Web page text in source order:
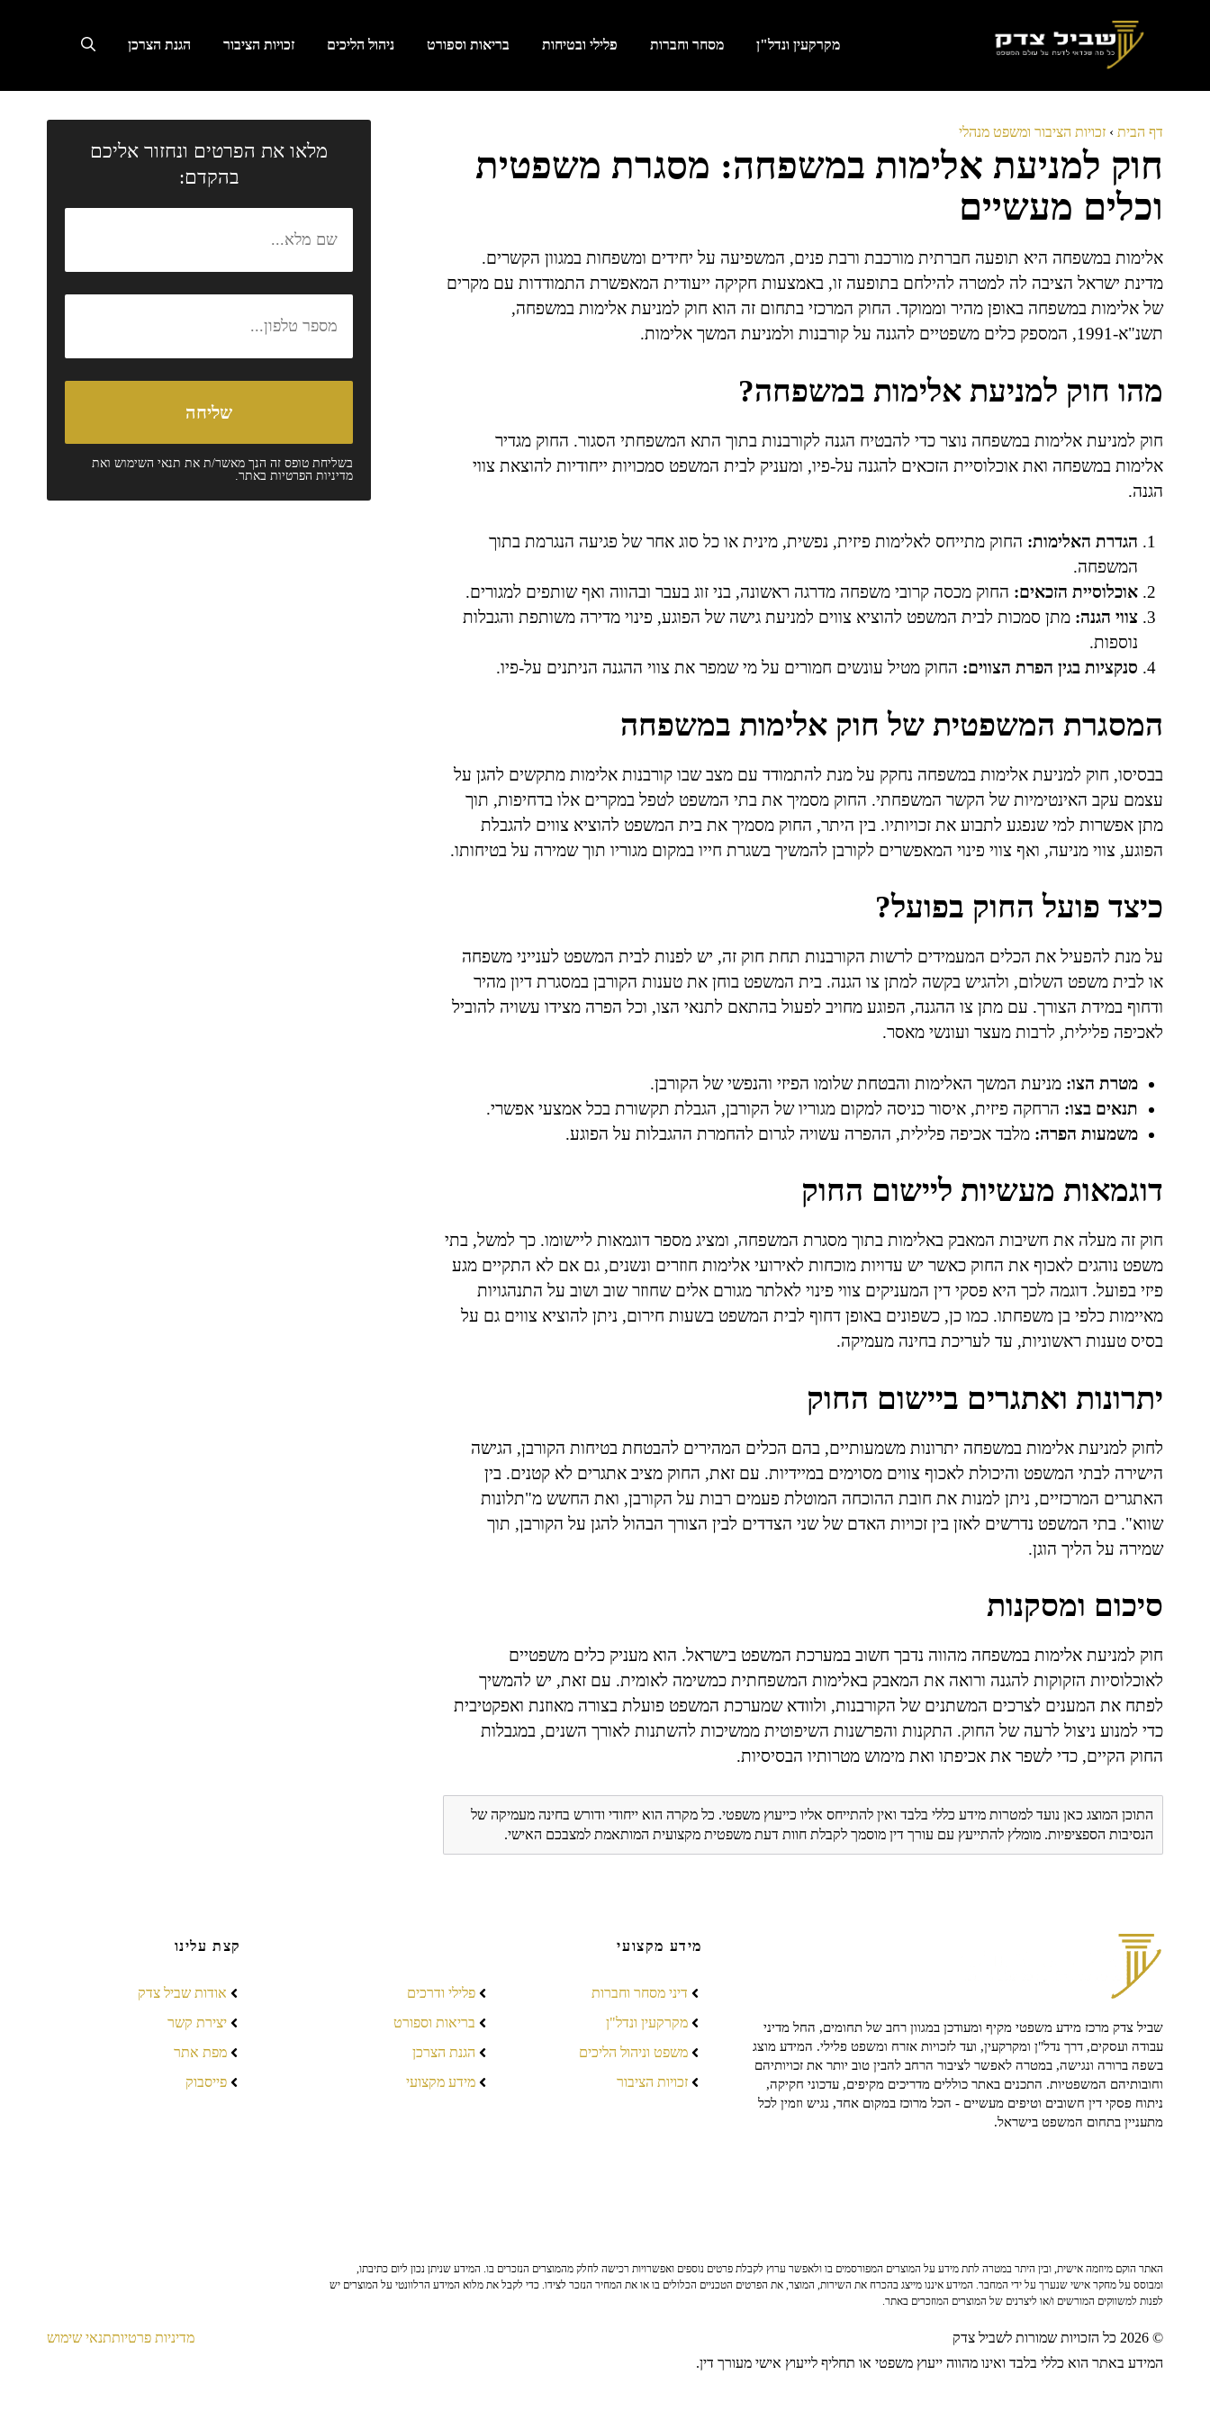
מקרקעין ונדל"ן מסחר וחברות פלילי ובטיחות בריאות וספורט ניהול הליכים זכויות הציבור הגנת הצרכן
דף הבית › זכויות הציבור ומשפט מנהלי
חוק למניעת אלימות במשפחה: מסגרת משפטית
וכלים מעשיים
אלימות במשפחה היא תופעה חברתית מורכבת ורבת פנים, המשפיעה על יחידים ומשפחות במגוון הקשרים.
מדינת ישראל הציבה לה למטרה להילחם בתופעה זו, באמצעות חקיקה ייעודית המאפשרת התמודדות עם מקרים
של אלימות במשפחה באופן מהיר וממוקד. החוק המרכזי בתחום זה הוא חוק למניעת אלימות במשפחה,
תשנ"א-1991, המספק כלים משפטיים להגנה על קורבנות ולמניעת המשך אלימות.
מהו חוק למניעת אלימות במשפחה?
חוק למניעת אלימות במשפחה נוצר כדי להבטיח הגנה לקורבנות בתוך התא המשפחתי הסגור. החוק מגדיר
אלימות במשפחה ואת אוכלוסיית הזכאים להגנה על-פיו, ומעניק לבית המשפט סמכויות ייחודיות להוצאת צווי
הגנה.
הגדרת האלימות: החוק מתייחס לאלימות פיזית, נפשית, מינית או כל סוג אחר של פגיעה הנגרמת בתוך
המשפחה.
אוכלוסיית הזכאים: החוק מכסה קרובי משפחה מדרגה ראשונה, בני זוג בעבר ובהווה ואף שותפים למגורים.
צווי הגנה: מתן סמכות לבית המשפט להוציא צווים למניעת גישה של הפוגע, פינוי מדירה משותפת והגבלות
נוספות.
סנקציות בגין הפרת הצווים: החוק מטיל עונשים חמורים על מי שמפר את צווי ההגנה הניתנים על-פיו.
המסגרת המשפטית של חוק אלימות במשפחה
בבסיסו, חוק למניעת אלימות במשפחה נחקק על מנת להתמודד עם מצב שבו קורבנות אלימות מתקשים להגן על
עצמם עקב האינטימיות של הקשר המשפחתי. החוק מסמיך את בתי המשפט לטפל במקרים אלו בדחיפות, תוך
מתן אפשרות למי שנפגע לתבוע את זכויותיו. בין היתר, החוק מסמיך את בית המשפט להוציא צווים להגבלת
הפוגע, צווי מניעה, ואף צווי פינוי המאפשרים לקורבן להמשיך בשגרת חייו במקום מגוריו תוך שמירה על בטיחותו.
כיצד פועל החוק בפועל?
על מנת להפעיל את הכלים המעמידים לרשות הקורבנות תחת חוק זה, יש לפנות לבית המשפט לענייני משפחה
או לבית משפט השלום, ולהגיש בקשה למתן צו הגנה. בית המשפט בוחן את טענות הקורבן במסגרת דיון מהיר
ודחוף במידת הצורך. עם מתן צו ההגנה, הפוגע מחויב לפעול בהתאם לתנאי הצו, וכל הפרה מצידו עשויה להוביל
לאכיפה פלילית, לרבות מעצר ועונשי מאסר.
מטרת הצו: מניעת המשך האלימות והבטחת שלומו הפיזי והנפשי של הקורבן.
תנאים בצו: הרחקה פיזית, איסור כניסה למקום מגוריו של הקורבן, הגבלת תקשורת בכל אמצעי אפשרי.
משמעות הפרה: מלבד אכיפה פלילית, ההפרה עשויה לגרום להחמרת ההגבלות על הפוגע.
דוגמאות מעשיות ליישום החוק
חוק זה מעלה את חשיבות המאבק באלימות בתוך מסגרת המשפחה, ומציג מספר דוגמאות ליישומו. כך למשל, בתי
משפט נוהגים לאכוף את החוק כאשר יש עדויות מוכחות לאירועי אלימות חוזרים ונשנים, גם אם לא התקיים מגע
פיזי בפועל. דוגמה לכך היא פסקי דין המעניקים צווי פינוי לאלתר מגורם אלים שחוזר שוב ושוב על התנהגויות
מאיימות כלפי בן משפחתו. כמו כן, כשפונים באופן דחוף לבית המשפט בשעות חירום, ניתן להוציא צווים גם על
בסיס טענות ראשוניות, עד לעריכת בחינה מעמיקה.
יתרונות ואתגרים ביישום החוק
לחוק למניעת אלימות במשפחה יתרונות משמעותיים, בהם הכלים המהירים להבטחת בטיחות הקורבן, הגישה
הישירה לבתי המשפט והיכולת לאכוף צווים מסוימים במיידיות. עם זאת, החוק מציב אתגרים לא קטנים. בין
האתגרים המרכזיים, ניתן למנות את חובת ההוכחה המוטלת פעמים רבות על הקורבן, ואת החשש מ"תלונות
שווא". בתי המשפט נדרשים לאזן בין זכויות האדם של שני הצדדים לבין הצורך הבהול להגן על הקורבן, תוך
שמירה על הליך הוגן.
סיכום ומסקנות
חוק למניעת אלימות במשפחה מהווה נדבך חשוב במערכת המשפט בישראל. הוא מעניק כלים משפטיים
לאוכלוסיות הזקוקות להגנה ורואה את המאבק באלימות המשפחתית כמשימה לאומית. עם זאת, יש להמשיך
לפתח את המענים לצרכים המשתנים של הקורבנות, ולוודא שמערכת המשפט פועלת בצורה מאוזנת ואפקטיבית
כדי למנוע ניצול לרעה של החוק. התקנות והפרשנות השיפוטית ממשיכות להשתנות לאורך השנים, במגבלות
החוק הקיים, כדי לשפר את אכיפתו ואת מימוש מטרותיו הבסיסיות.
התוכן המוצג כאן נועד למטרות מידע כללי בלבד ואין להתייחס אליו כייעוץ משפטי. כל מקרה הוא ייחודי ודורש בחינה מעמיקה של
הנסיבות הספציפיות. מומלץ להתייעץ עם עורך דין מוסמך לקבלת חוות דעת משפטית מקצועית המותאמת למצבכם האישי.
מלאו את הפרטים ונחזור אליכם
בהקדם:
בשליחת טופס זה הנך מאשר/ת את תנאי השימושואת
מדיניות הפרטיותבאתר.
שביל צדק מרכז מידע משפטי מקיף ומעודכן במגוון רחב של תחומים, החל מדיני
עבודה ועסקים, דרך נדל"ן ומקרקעין, ועד לזכויות אזרח ומשפט פלילי. המידע מוצג
בשפה ברורה ונגישה, במטרה לאפשר לציבור הרחב להבין טוב יותר את זכויותיהם
וחובותיהם המשפטיות. התכנים באתר כוללים מדריכים מקיפים, עדכוני חקיקה,
ניתוח פסקי דין חשובים וטיפים מעשיים - הכל מרוכז במקום אחד, נגיש וזמין לכל
מתעניין בתחום המשפט בישראל.
מידע מקצועי
דיני מסחר וחברות
מקרקעין ונדל"ן
משפט וניהול הליכים
זכויות הציבור
פלילי ודרכים
בריאות וספורט
הגנת הצרכן
מידע מקצועי
קצת עלינו
אודות שביל צדק
יצירת קשר
מפת אתר
פייסבוק
האתר הוקם מיוזמה אישית, ובין היתר במטרה לתת מידע על המוצרים המפורסמים בו ולאפשר ערוץ לקבלת פרטים נוספים ואפשרויות רכישה לחלק מהמוצרים הנזכרים בו. המידע שניתן נכון ליום כתיבתו,
ומבוסס על מחקר אישי שנערך על ידי המחבר. המידע איננו מייצג בהכרח את השירות, המוצר, את הפרטים הטכניים הכלולים בו או את המחיר הנזכר לצידו. כדי לקבל את מלוא המידע הרלוונטי על המוצרים יש
לפנות למשווקים המורשים ו/או ליצרנים של המוצרים המוזכרים באתר.
© 2026 כל הזכויות שמורות לשביל צדק
המידע באתר הוא כללי בלבד ואינו מהווה ייעוץ משפטי או תחליף לייעוץ אישי מעורך דין.
מדיניות פרטיותתנאי שימוש